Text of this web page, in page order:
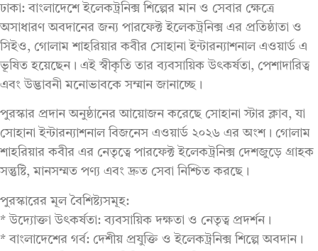
ঢাকা: বাংলাদেশে ইলেকট্রনিক্স শিল্পের মান ও সেবার ক্ষেত্রে
অসাধারণ অবদানের জন্য পারফেক্ট ইলেকট্রনিক্স এর প্রতিষ্ঠাতা ও
সিইও, গোলাম শাহরিয়ার কবীর সোহানা ইন্টারন্যাশনাল এওয়ার্ড এ
ভূষিত হয়েছেন। এই স্বীকৃতি তার ব্যবসায়িক উৎকর্ষতা, পেশাদারিত্ব
এবং উদ্ভাবনী মনোভাবকে সম্মান জানাচ্ছে।
পুরস্কার প্রদান অনুষ্ঠানের আয়োজন করেছে সোহানা স্টার ক্লাব, যা
সোহানা ইন্টারন্যাশনাল বিজনেস এওয়ার্ড ২০২৬ এর অংশ। গোলাম
শাহরিয়ার কবীর এর নেতৃত্বে পারফেক্ট ইলেকট্রনিক্স দেশজুড়ে গ্রাহক
সন্তুষ্টি, মানসম্মত পণ্য এবং দ্রুত সেবা নিশ্চিত করছে।
পুরস্কারের মূল বৈশিষ্ট্যসমূহ:
* উদ্যোক্তা উৎকর্ষতা: ব্যবসায়িক দক্ষতা ও নেতৃত্ব প্রদর্শন।
* বাংলাদেশের গর্ব: দেশীয় প্রযুক্তি ও ইলেকট্রনিক্স শিল্পে অবদান।